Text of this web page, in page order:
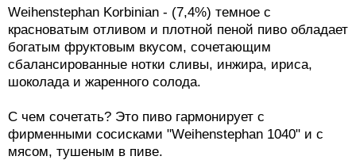
Weihenstephan Korbinian - (7,4%) темное с
красноватым отливом и плотной пеной пиво обладает
богатым фруктовым вкусом, сочетающим
сбалансированные нотки сливы, инжира, ириса,
шоколада и жаренного солода.
С чем сочетать? Это пиво гармонирует с
фирменными сосисками "Weihenstephan 1040" и с
мясом, тушеным в пиве.